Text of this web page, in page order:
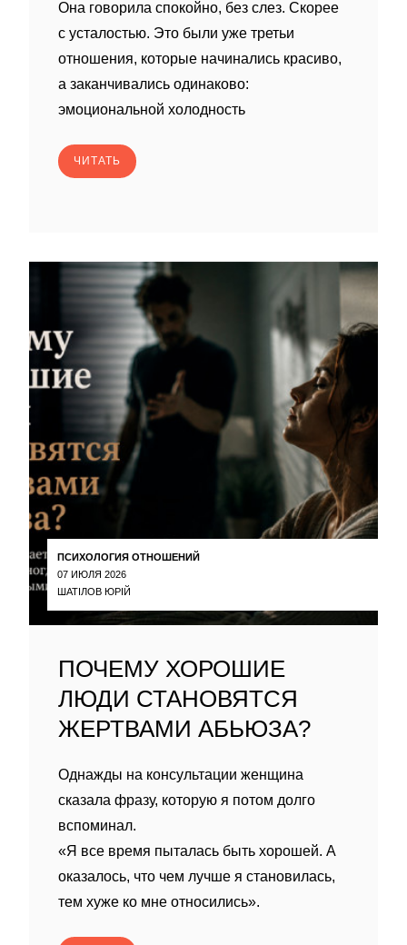
Она говорила спокойно, без слез. Скорее
с усталостью. Это были уже третьи
отношения, которые начинались красиво,
а заканчивались одинаково:
эмоциональной холодность
ЧИТАТЬ
ПСИХОЛОГИЯ ОТНОШЕНИЙ
07 ИЮЛЯ 2026
ШАТІЛОВ ЮРІЙ
ПОЧЕМУ ХОРОШИЕ
ЛЮДИ СТАНОВЯТСЯ
ЖЕРТВАМИ АБЬЮЗА?
Однажды на консультации женщина
сказала фразу, которую я потом долго
вспоминал.
«Я все время пыталась быть хорошей. А
оказалось, что чем лучше я становилась,
тем хуже ко мне относились».